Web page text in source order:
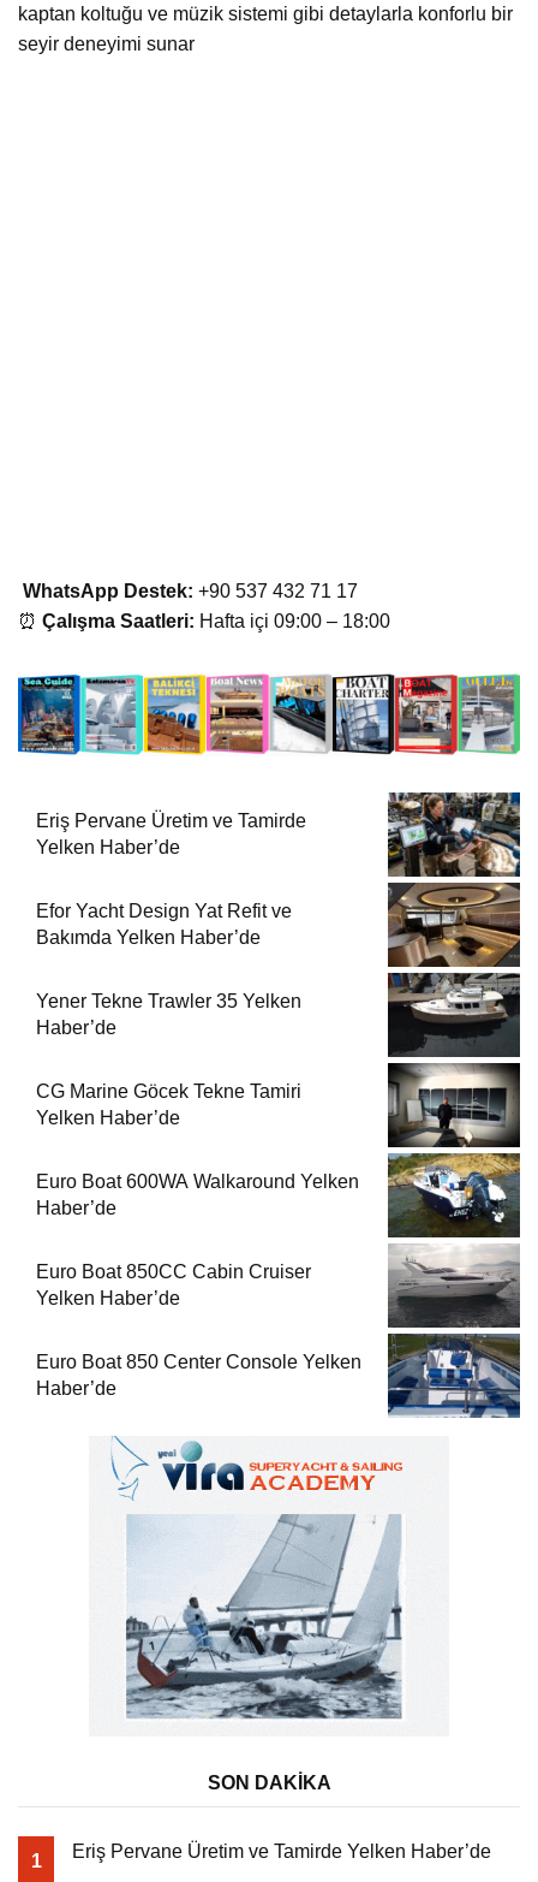
kaptan koltuğu ve müzik sistemi gibi detaylarla konforlu bir
seyir deneyimi sunar
WhatsApp Destek: +90 537 432 71 17
⏰ Çalışma Saatleri: Hafta içi 09:00 – 18:00
Eriş Pervane Üretim ve Tamirde
Yelken Haber’de
Efor Yacht Design Yat Refit ve
Bakımda Yelken Haber’de
Yener Tekne Trawler 35 Yelken
Haber’de
CG Marine Göcek Tekne Tamiri
Yelken Haber’de
Euro Boat 600WA Walkaround Yelken
Haber’de
Euro Boat 850CC Cabin Cruiser
Yelken Haber’de
Euro Boat 850 Center Console Yelken
Haber’de
SON DAKİKA
1 Eriş Pervane Üretim ve Tamirde Yelken Haber’de